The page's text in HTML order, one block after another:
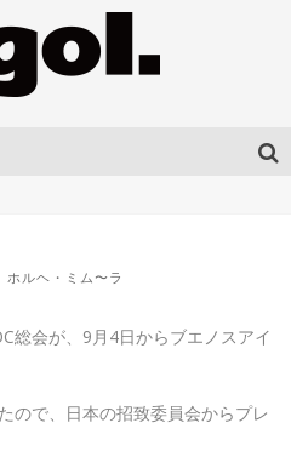
ホルヘ・ミム〜ラ
総会が、9月4日からブエノスアイ
ので、日本の招致委員会からプレ